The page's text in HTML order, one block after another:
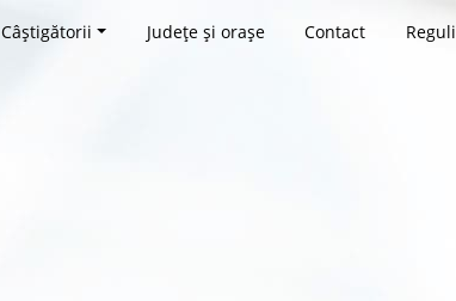
Câștigătorii Județe și orașe Contact Reguli